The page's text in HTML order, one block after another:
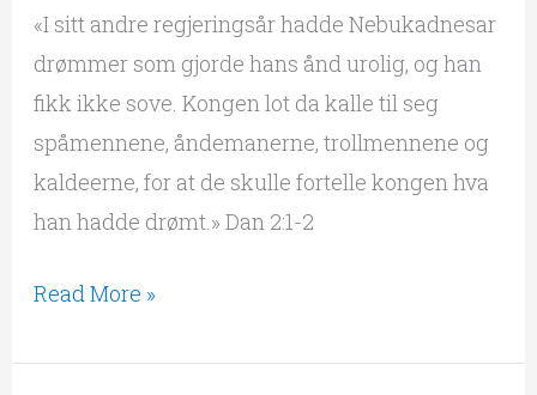
«I sitt andre regjeringsår hadde Nebukadnesar
drømmer som gjorde hans ånd urolig, og han
fikk ikke sove. Kongen lot da kalle til seg
spåmennene, åndemanerne, trollmennene og
kaldeerne, for at de skulle fortelle kongen hva
han hadde drømt.» Dan 2:1-2
Gud
i
himmelen
Read More »